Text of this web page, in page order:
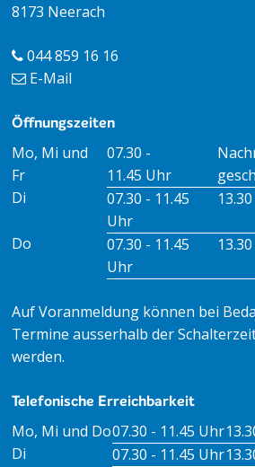
8173 Neerach
044 859 16 16
E-Mail
Öffnungszeiten
Öffnungszeiten Vormittag
Mo, Mi und
Fr
07.30 -
11.45 Uhr
Di
07.30 - 11.45
Uhr
Do
07.30 - 11.45
Uhr
Auf Voranmeldung können bei
Termine ausserhalb der
werden.
Telefonische Erreichbarkeit
Tag Öffnungszeiten Vormittag
Mo, Mi und Do07.30 - 11.45 Uhr
Di
07.30 - 11.45 Uhr